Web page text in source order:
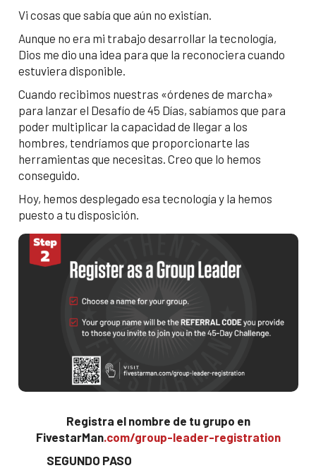
Vi cosas que sabía que aún no existían.
Aunque no era mi trabajo desarrollar la tecnología,
Dios me dio una idea para que la reconociera cuando
estuviera disponible.
Cuando recibimos nuestras «órdenes de marcha»
para lanzar el Desafío de 45 Días, sabíamos que para
poder multiplicar la capacidad de llegar a los
hombres, tendríamos que proporcionarte las
herramientas que necesitas. Creo que lo hemos
conseguido.
Hoy, hemos desplegado esa tecnología y la hemos
puesto a tu disposición.
Registra el nombre de tu grupo en
FivestarMan.com/group-leader-registration
SEGUNDO PASO